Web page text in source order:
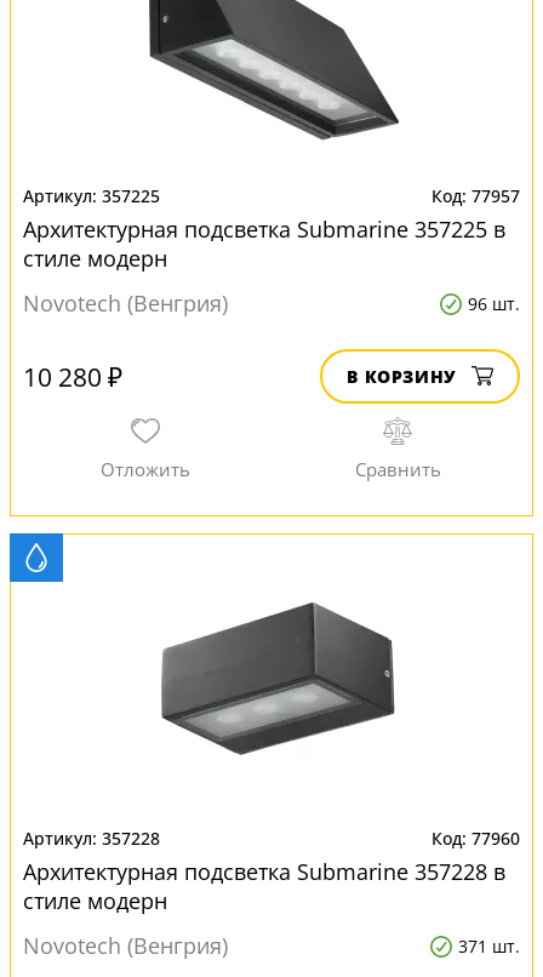
357225 77957
Архитектурная подсветка Submarine 357225 в
стиле модерн
Novotech (Венгрия)
96 шт.
10 280 ₽ В КОРЗИНУ
357228 77960
Архитектурная подсветка Submarine 357228 в
стиле модерн
Novotech (Венгрия)
371 шт.